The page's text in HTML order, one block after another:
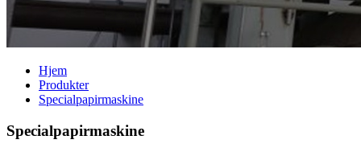
Hjem
Produkter
Specialpapirmaskine
Specialpapirmaskine